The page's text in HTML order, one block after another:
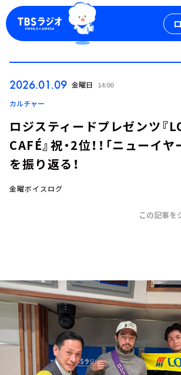
イベント・グッズ
YouTube
会社情報
2026.01.09 金曜日 14:00
カルチャー
ロジスティードプレゼンツ『
CAFÉ』祝・2位！！「ニューイ
を振り返る！
金曜ボイスログ
この記事を